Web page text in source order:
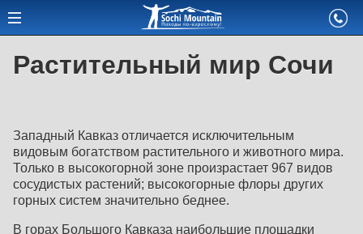
Растительный мир Сочи
Западный Кавказ отличается исключительным
видовым богатством растительного и животного мира.
Только в высокогорной зоне произрастает 967 видов
сосудистых растений; высокогорные флоры других
горных систем значительно беднее.
В горах Большого Кавказа наибольшие площадки